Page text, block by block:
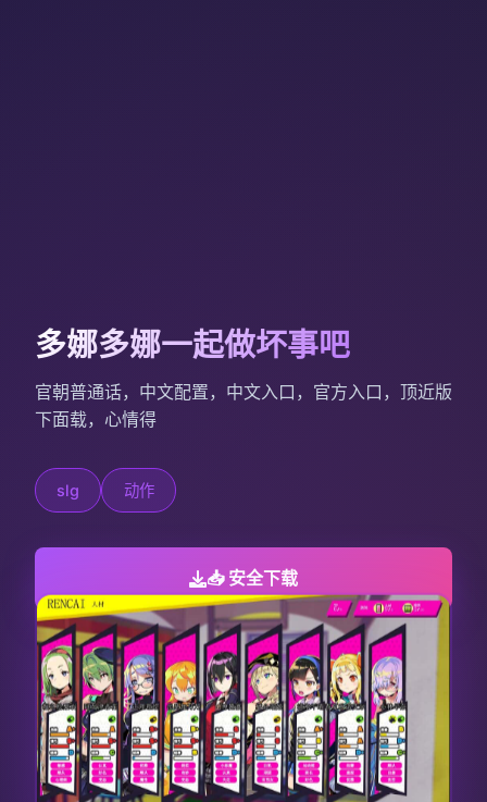
多娜多娜一起做坏事吧
官朝普通话，中文配置，中文入口，官方入口，顶近版
下面载，心情得
slg 动作
📥 安全下载